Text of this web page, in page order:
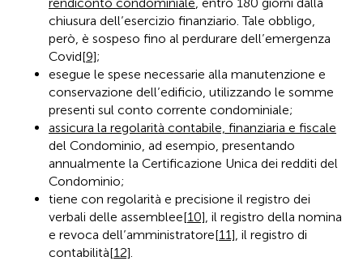
chiusura dell’esercizio finanziario. Tale obbligo,
però, è sospeso fino al perdurare dell’emergenza
Covid[9];
esegue le spese necessarie alla manutenzione e
conservazione dell’edificio, utilizzando le somme
presenti sul conto corrente condominiale;
assicura la regolarità contabile, finanziaria e fiscale
del Condominio, ad esempio, presentando
annualmente la Certificazione Unica dei redditi del
Condominio;
tiene con regolarità e precisione il registro dei
verbali delle assemblee[10], il registro della nomina
e revoca dell’amministratore[11], il registro di
contabilità[12].